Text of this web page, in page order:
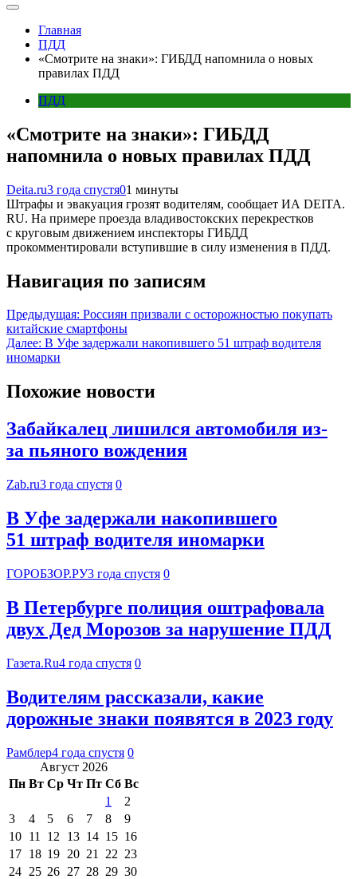
Главная
ПДД
«Смотрите на знаки»: ГИБДД напомнила о новых
правилах ПДД
ПДД
«Смотрите на знаки»: ГИБДД
напомнила о новых правилах ПДД
Deita.ru3 года спустя01 минуты
Штрафы и эвакуация грозят водителям, сообщает ИА DEITA.
RU. На примере проезда владивостокских перекрестков
с круговым движением инспекторы ГИБДД
прокомментировали вступившие в силу изменения в ПДД.
Навигация по записям
Предыдущая: Россиян призвали с осторожностью покупать
китайские смартфоны
Далее: В Уфе задержали накопившего 51 штраф водителя
иномарки
Похожие новости
Забайкалец лишился автомобиля из-
за пьяного вождения
Zab.ru3 года спустя 0
В Уфе задержали накопившего
51 штраф водителя иномарки
ГОРОБЗОР.РУ3 года спустя 0
В Петербурге полиция оштрафовала
двух Дед Морозов за нарушение ПДД
Газета.Ru4 года спустя 0
Водителям рассказали, какие
дорожные знаки появятся в 2023 году
Рамблер4 года спустя 0
Август 2026
Пн Вт Ср Чт Пт Сб Вс
1
2
3
4 5 6 7 8
9
10 11 12 13 14 15 16
17 18 19 20 21 22 23
24 25 26 27 28 29 30